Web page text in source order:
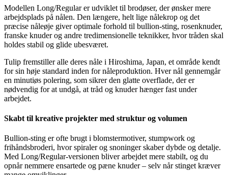
Modellen Long/Regular er udviklet til brodøser, der ønsker mere
arbejdsplads på nålen. Den længere, helt lige nålekrop og det
præcise nåleøje giver optimale forhold til bullion-sting, rosenknuder,
franske knuder og andre tredimensionelle teknikker, hvor tråden skal
holdes stabil og glide ubesværet.
Tulip fremstiller alle deres nåle i Hiroshima, Japan, et område kendt
for sin høje standard inden for nåleproduktion. Hver nål gennemgår
en minutiøs polering, som sikrer den glatte overflade, der er
nødvendig for at undgå, at tråd og knuder hænger fast under
arbejdet.
Skabt til kreative projekter med struktur og volumen
Bullion-sting er ofte brugt i blomstermotiver, stumpwork og
frihåndsbroderi, hvor spiraler og snoninger skaber dybde og detalje.
Med Long/Regular-versionen bliver arbejdet mere stabilt, og du
opnår nemmere ensartede og pæne knuder – selv når stinget kræver